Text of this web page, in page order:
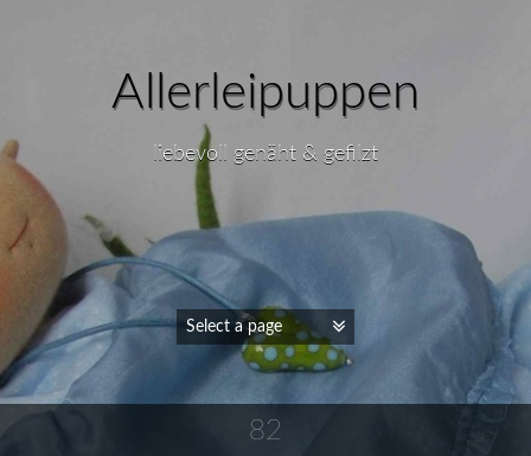
Allerleipuppen
liebevoll genäht & gefilzt
82